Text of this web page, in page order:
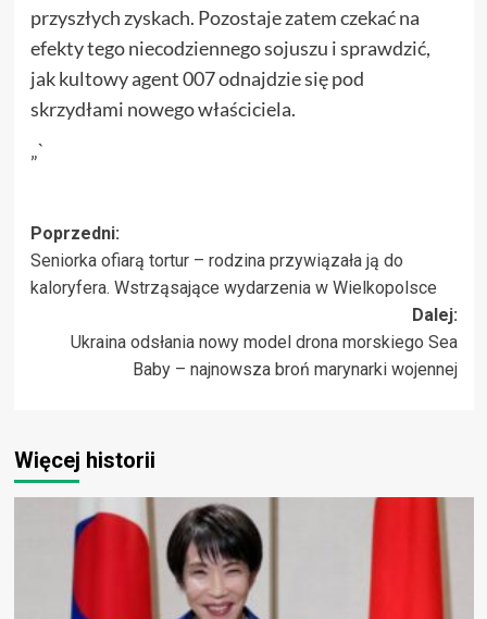
przyszłych zyskach. Pozostaje zatem czekać na
efekty tego niecodziennego sojuszu i sprawdzić,
jak kultowy agent 007 odnajdzie się pod
skrzydłami nowego właściciela.
„`
Zobacz
wpisy
Poprzedni:
Seniorka ofiarą tortur – rodzina przywiązała ją do
kaloryfera. Wstrząsające wydarzenia w Wielkopolsce
Dalej:
Ukraina odsłania nowy model drona morskiego Sea
Baby – najnowsza broń marynarki wojennej
Więcej historii